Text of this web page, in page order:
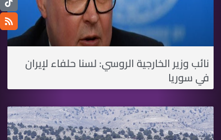
نائب وزير الخارجية الروسي: لسنا حلفاء لإيران
في سوريا